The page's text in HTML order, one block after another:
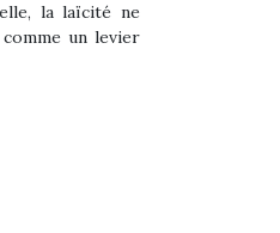
la laïcité ne
un levier